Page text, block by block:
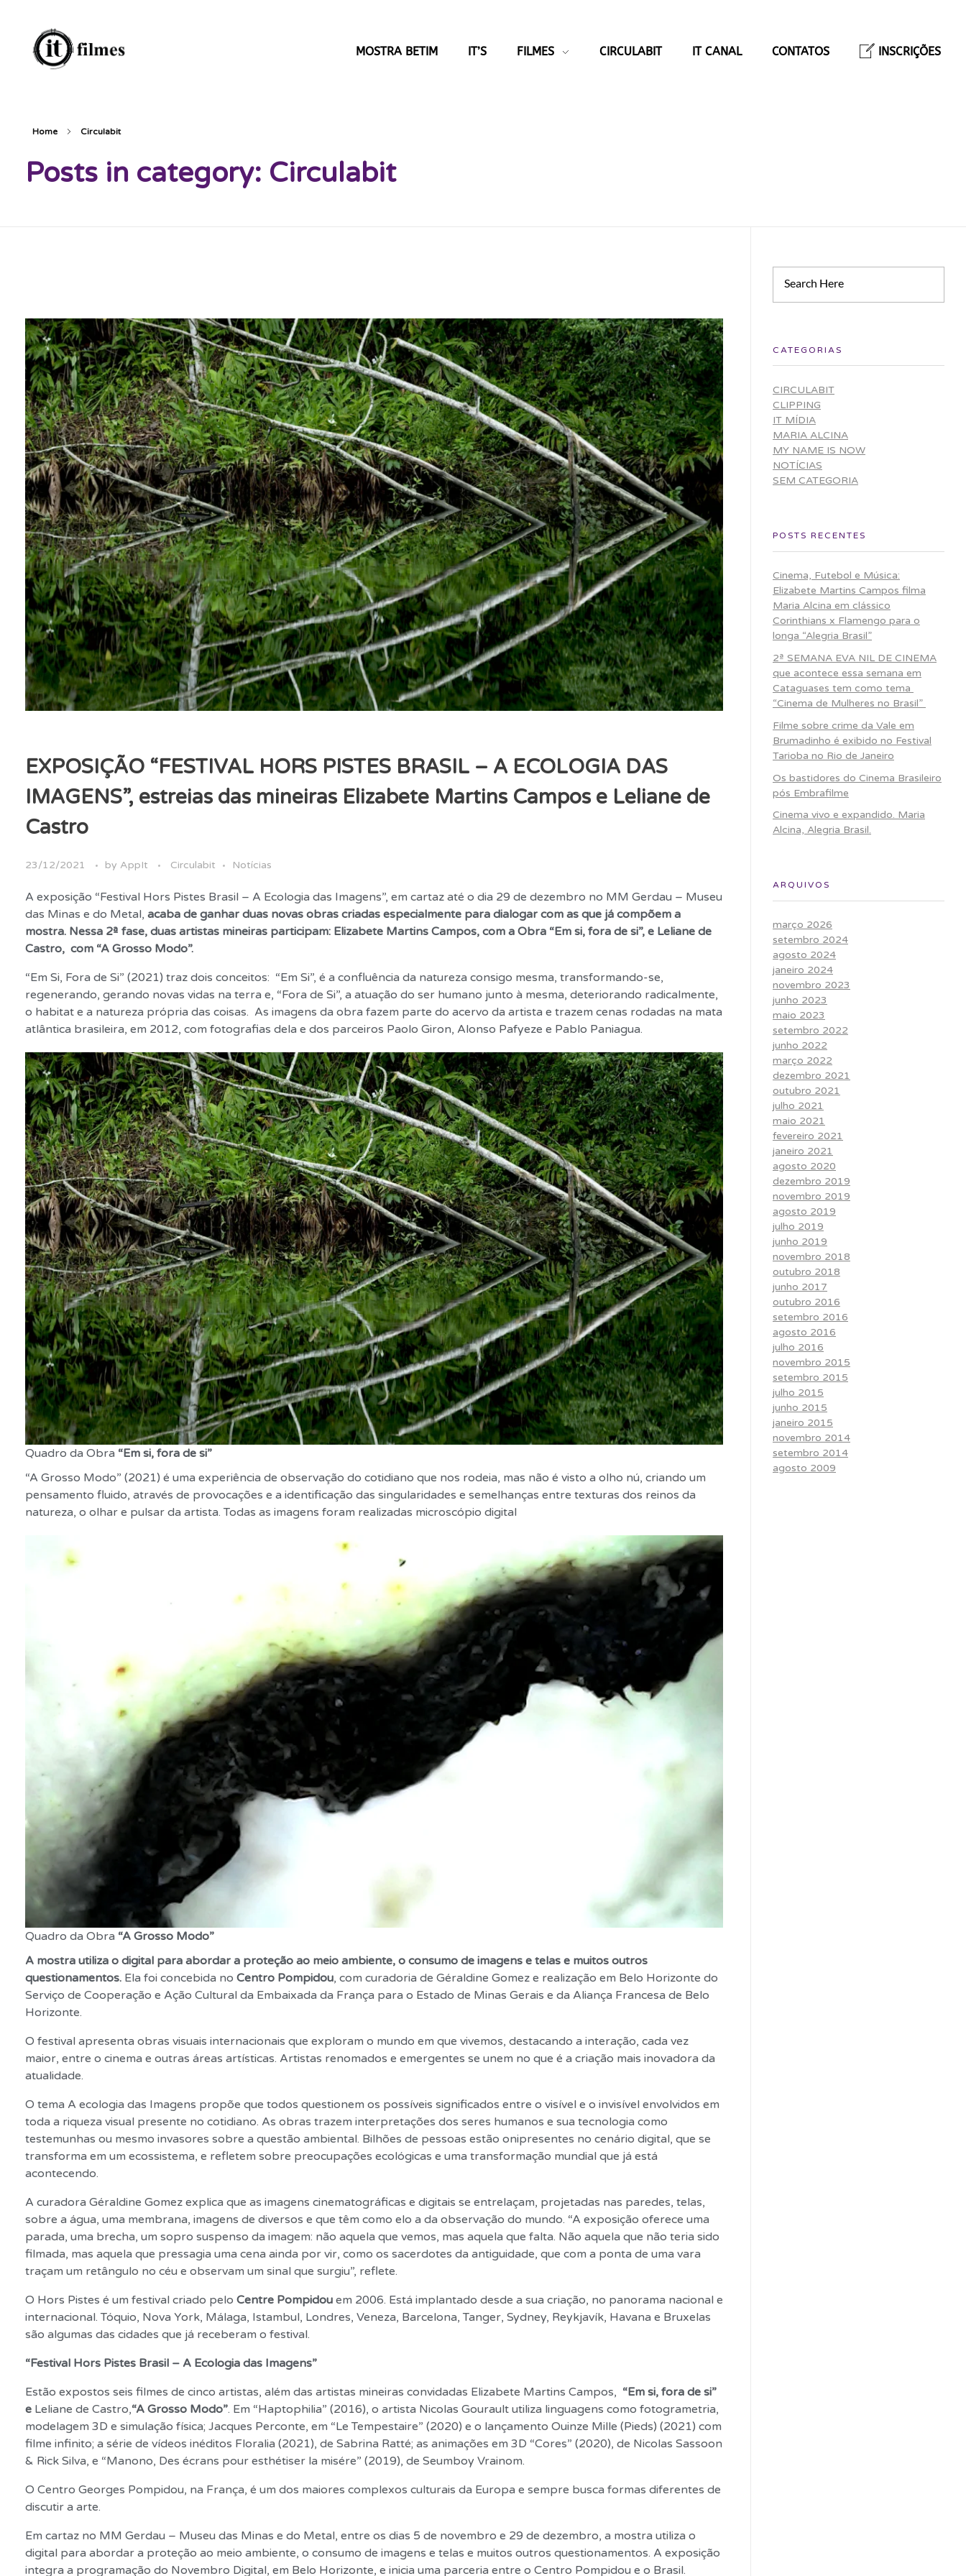
MOSTRA BETIM IT’S FILMES CIRCULABIT IT CANAL CONTATOS INSCRIÇÕES
Home Circulabit
Posts in category: Circulabit
EXPOSIÇÃO “FESTIVAL HORS PISTES BRASIL – A ECOLOGIA DAS
IMAGENS”, estreias das mineiras Elizabete Martins Campos e Leliane de
Castro
23/12/2021 by AppIt Circulabit Notícias
A exposição “Festival Hors Pistes Brasil – A Ecologia das Imagens”, em cartaz até o dia 29 de dezembro no MM Gerdau – Museu
das Minas e do Metal, acaba de ganhar duas novas obras criadas especialmente para dialogar com as que já compõem a
mostra. Nessa 2ª fase, duas artistas mineiras participam: Elizabete Martins Campos, com a Obra “Em si, fora de si”, e Leliane de
Castro, com “A Grosso Modo”.
“Em Si, Fora de Si” (2021) traz dois conceitos: “Em Si”, é a confluência da natureza consigo mesma, transformando-se,
regenerando, gerando novas vidas na terra e, “Fora de Si”, a atuação do ser humano junto à mesma, deteriorando radicalmente,
o habitat e a natureza própria das coisas. As imagens da obra fazem parte do acervo da artista e trazem cenas rodadas na mata
atlântica brasileira, em 2012, com fotografias dela e dos parceiros Paolo Giron, Alonso Pafyeze e Pablo Paniagua.
Quadro da Obra “Em si, fora de si”
“A Grosso Modo” (2021) é uma experiência de observação do cotidiano que nos rodeia, mas não é visto a olho nú, criando um
pensamento fluido, através de provocações e a identificação das singularidades e semelhanças entre texturas dos reinos da
natureza, o olhar e pulsar da artista. Todas as imagens foram realizadas microscópio digital
Quadro da Obra “A Grosso Modo”
A mostra utiliza o digital para abordar a proteção ao meio ambiente, o consumo de imagens e telas e muitos outros
questionamentos. Ela foi concebida no Centro Pompidou, com curadoria de Géraldine Gomez e realização em Belo Horizonte do
Serviço de Cooperação e Ação Cultural da Embaixada da França para o Estado de Minas Gerais e da Aliança Francesa de Belo
Horizonte.
O festival apresenta obras visuais internacionais que exploram o mundo em que vivemos, destacando a interação, cada vez
maior, entre o cinema e outras áreas artísticas. Artistas renomados e emergentes se unem no que é a criação mais inovadora da
atualidade.
O tema A ecologia das Imagens propõe que todos questionem os possíveis significados entre o visível e o invisível envolvidos em
toda a riqueza visual presente no cotidiano. As obras trazem interpretações dos seres humanos e sua tecnologia como
testemunhas ou mesmo invasores sobre a questão ambiental. Bilhões de pessoas estão onipresentes no cenário digital, que se
transforma em um ecossistema, e refletem sobre preocupações ecológicas e uma transformação mundial que já está
acontecendo.
A curadora Géraldine Gomez explica que as imagens cinematográficas e digitais se entrelaçam, projetadas nas paredes, telas,
sobre a água, uma membrana, imagens de diversos e que têm como elo a da observação do mundo. “A exposição oferece uma
parada, uma brecha, um sopro suspenso da imagem: não aquela que vemos, mas aquela que falta. Não aquela que não teria sido
filmada, mas aquela que pressagia uma cena ainda por vir, como os sacerdotes da antiguidade, que com a ponta de uma vara
traçam um retângulo no céu e observam um sinal que surgiu”, reflete.
O Hors Pistes é um festival criado pelo Centre Pompidou em 2006. Está implantado desde a sua criação, no panorama nacional e
internacional. Tóquio, Nova York, Málaga, Istambul, Londres, Veneza, Barcelona, ​​Tanger, Sydney, Reykjavík, Havana e Bruxelas
são algumas das cidades que já receberam o festival.
“Festival Hors Pistes Brasil – A Ecologia das Imagens”
Estão expostos seis filmes de cinco artistas, além das artistas mineiras convidadas Elizabete Martins Campos, “Em si, fora de si”
e Leliane de Castro,“A Grosso Modo”. Em “Haptophilia” (2016), o artista Nicolas Gourault utiliza linguagens como fotogrametria,
modelagem 3D e simulação física; Jacques Perconte, em “Le Tempestaire” (2020) e o lançamento Ouinze Mille (Pieds) (2021) com
filme infinito; a série de vídeos inéditos Floralia (2021), de Sabrina Ratté; as animações em 3D “Cores” (2020), de Nicolas Sassoon
& Rick Silva, e “Manono, Des écrans pour esthétiser la misére” (2019), de Seumboy Vrainom.
O Centro Georges Pompidou, na França, é um dos maiores complexos culturais da Europa e sempre busca formas diferentes de
discutir a arte.
Em cartaz no MM Gerdau – Museu das Minas e do Metal, entre os dias 5 de novembro e 29 de dezembro, a mostra utiliza o
digital para abordar a proteção ao meio ambiente, o consumo de imagens e telas e muitos outros questionamentos. A exposição
integra a programação do Novembro Digital, em Belo Horizonte, e inicia uma parceria entre o Centro Pompidou e o Brasil.
CATEGORIAS
CIRCULABIT
CLIPPING
IT MÍDIA
MARIA ALCINA
MY NAME IS NOW
NOTÍCIAS
SEM CATEGORIA
POSTS RECENTES
Cinema, Futebol e Música:
Elizabete Martins Campos filma
Maria Alcina em clássico
Corinthians x Flamengo para o
longa “Alegria Brasil”
2ª SEMANA EVA NIL DE CINEMA
que acontece essa semana em
Cataguases tem como tema
“Cinema de Mulheres no Brasil”
Filme sobre crime da Vale em
Brumadinho é exibido no Festival
Tarioba no Rio de Janeiro
Os bastidores do Cinema Brasileiro
pós Embrafilme
Cinema vivo e expandido. Maria
Alcina, Alegria Brasil.
ARQUIVOS
março 2026
setembro 2024
agosto 2024
janeiro 2024
novembro 2023
junho 2023
maio 2023
setembro 2022
junho 2022
março 2022
dezembro 2021
outubro 2021
julho 2021
maio 2021
fevereiro 2021
janeiro 2021
agosto 2020
dezembro 2019
novembro 2019
agosto 2019
julho 2019
junho 2019
novembro 2018
outubro 2018
junho 2017
outubro 2016
setembro 2016
agosto 2016
julho 2016
novembro 2015
setembro 2015
julho 2015
junho 2015
janeiro 2015
novembro 2014
setembro 2014
agosto 2009